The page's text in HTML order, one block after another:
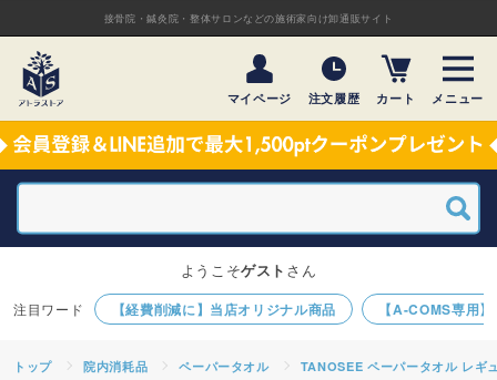
接骨院・鍼灸院・整体サロンなどの施術家向け卸通販サイト
マイページ 注文履歴 カート メニュー
【経費削減に】当店オリジナル商品 【A-COMS専用
ようこそゲスト さん
トップ 院内消耗品 ペーパータオル TANOSEE ペーパータオル レギ